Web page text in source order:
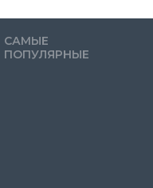
САМЫЕ
ПОПУЛЯРНЫЕ